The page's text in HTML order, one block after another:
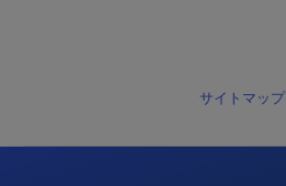
サイトマップ